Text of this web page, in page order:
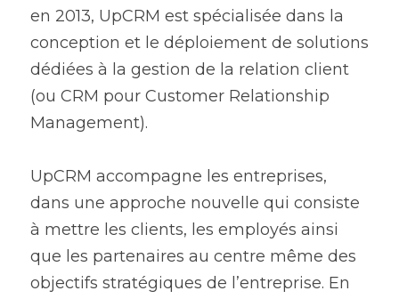
en 2013, UpCRM est spécialisée dans la
conception et le déploiement de solutions
dédiées à la gestion de la relation client
(ou CRM pour Customer Relationship
Management).
UpCRM accompagne les entreprises,
dans une approche nouvelle qui consiste
à mettre les clients, les employés ainsi
que les partenaires au centre même des
objectifs stratégiques de l’entreprise. En